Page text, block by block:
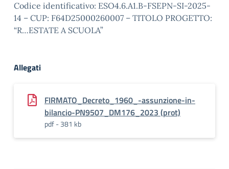
Codice identificativo: ESO4.6.A1.B-FSEPN-SI-2025-
14 – CUP: F64D25000260007 – TITOLO PROGETTO:
“R…ESTATE A SCUOLA”
Allegati
FIRMATO_Decreto_1960_-assunzione-in-
bilancio-PN9507_DM176_2023 (prot)
pdf - 381 kb